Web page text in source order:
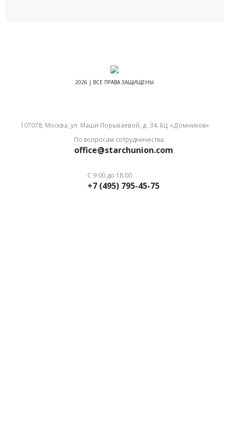
2026 | ВСЕ ПРАВА ЗАЩИЩЕНЫ
107078, Москва, ул. Маши Порываевой, д. 34, БЦ «Домников»
По вопросам сотрудничества:
office@starchunion.com
С 9:00 до 18:00
+7 (495) 795-45-75